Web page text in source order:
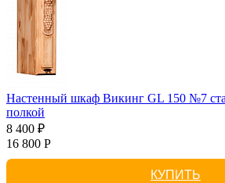
Настенный шкаф Викинг GL 150 №7
полкой
8 400 ₽
16 800 Р
КУПИТЬ